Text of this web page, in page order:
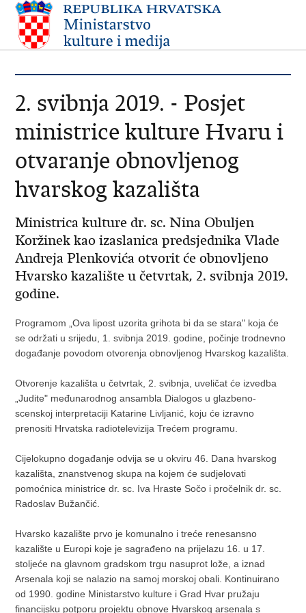
2. svibnja 2019. - Posjet
ministrice kulture Hvaru i
otvaranje obnovljenog
hvarskog kazališta
Ministrica kulture dr. sc. Nina Obuljen
Koržinek kao izaslanica predsjednika Vlade
Andreja Plenkovića otvorit će obnovljeno
Hvarsko kazalište u četvrtak, 2. svibnja 2019.
godine.
Programom „Ova lipost uzorita grihota bi da se stara" koja će
se održati u srijedu, 1. svibnja 2019. godine, počinje trodnevno
događanje povodom otvorenja obnovljenog Hvarskog kazališta.
Otvorenje kazališta u četvrtak, 2. svibnja, uveličat će izvedba
„Judite" međunarodnog ansambla Dialogos u glazbeno-
scenskoj interpretaciji Katarine Livljanić, koju će izravno
prenositi Hrvatska radiotelevizija Trećem programu.
Cijelokupno događanje odvija se u okviru 46. Dana hvarskog
kazališta, znanstvenog skupa na kojem će sudjelovati
pomoćnica ministrice dr. sc. Iva Hraste Sočo i pročelnik dr. sc.
Radoslav Bužančić.
Hvarsko kazalište prvo je komunalno i treće renesansno
kazalište u Europi koje je sagrađeno na prijelazu 16. u 17.
stoljeće na glavnom gradskom trgu nasuprot lože, a iznad
Arsenala koji se nalazio na samoj morskoj obali. Kontinuirano
od 1990. godine Ministarstvo kulture i Grad Hvar pružaju
financijsku potporu projektu obnove Hvarskog arsenala s